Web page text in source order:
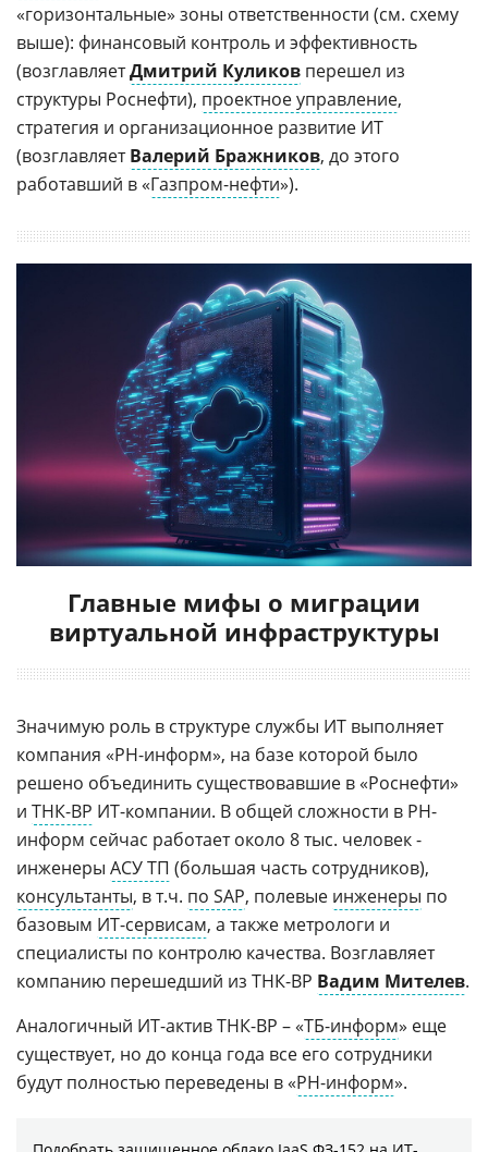
«горизонтальные» зоны ответственности (см. схему
выше): финансовый контроль и эффективность
(возглавляетДмитрий Куликов перешел из
структуры Роснефти), проектное управление,
стратегия и организационное развитие ИТ
(возглавляетВалерий Бражников, до этого
работавший в «Газпром-нефти»).
Главные мифы о миграции
виртуальной инфраструктуры
Значимую роль в структуре службы ИТ выполняет
компания «РН-информ», на базе которой было
решено объединить существовавшие в «Роснефти»
и ТНК-BP ИТ-компании. В общей сложности в РН-
информ сейчас работает около 8 тыс. человек -
инженеры АСУ ТП (большая часть сотрудников),
консультанты, в т.ч. по SAP, полевые инженеры по
базовым ИТ-сервисам, а также метрологи и
специалисты по контролю качества. Возглавляет
компанию перешедший из ТНК-BP Вадим Мителев.
Аналогичный ИТ-актив ТНК-BP – «ТБ-информ» еще
существует, но до конца года все его сотрудники
будут полностью переведены в «РН-информ».